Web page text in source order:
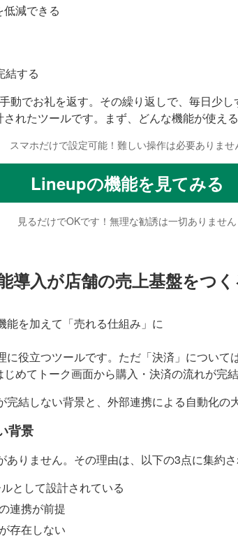
減できる
結する
動でお礼を返す。その繰り返しで、毎日少
れたツールです。まず、どんな機能が使え
スマホだけで設定可能！難しい操作は必要ありませ
Lineupの機能を見てみる
見るだけでOKです！無理な勧誘は一切ありません
導入が店舗の売上基盤をつく
役立つツールです。ただ「決済」につい
めてトーク画面から購入・決済の流れが完結
結しない背景と、外部連携による自動化の
背景
りません。その理由は、以下の3点に集約さ
として設計されている
連携が前提
存在しない